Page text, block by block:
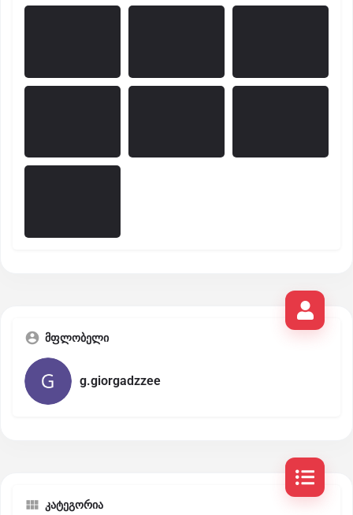
მფლობელი
g.giorgadzzee
კატეგორია